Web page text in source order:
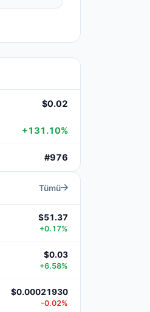
$0.02
+131.10%
#976
Tümü
$51.37
+0.17%
$0.03
+6.58%
$0.00021930
-0.02%